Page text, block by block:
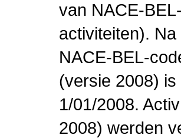
van NACE-
activiteiten).
NACE-BEL-
(versie 2008)
1/01/2008.
2008) werden